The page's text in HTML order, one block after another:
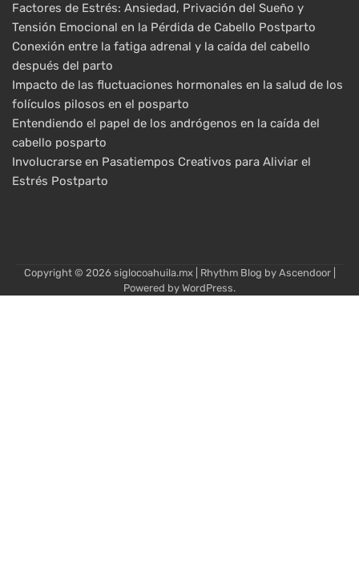
Factores de Estrés: Ansiedad, Privación del Sueño y
Tensión Emocional en la Pérdida de Cabello Postparto
Conexión entre la fatiga adrenal y la caída del cabello
después del parto
Impacto de las fluctuaciones hormonales en la salud de los
folículos pilosos en el posparto
Entendiendo el papel de los andrógenos en la caída del
cabello posparto
Involucrarse en Pasatiempos Creativos para Aliviar el
Estrés Postparto
Copyright © 2026 siglocoahuila.mx| Rhythm Blog by Ascendoor|
Powered by WordPress.